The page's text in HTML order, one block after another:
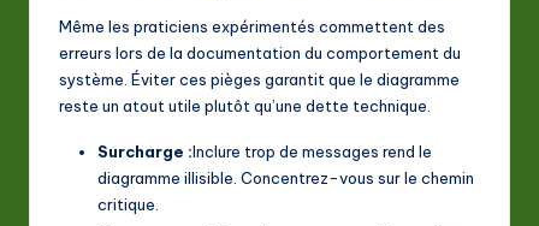
Même les praticiens expérimentés commettent des
erreurs lors de la documentation du comportement du
système. Éviter ces pièges garantit que le diagramme
reste un atout utile plutôt qu’une dette technique.
Surcharge :Inclure trop de messages rend le
diagramme illisible. Concentrez-vous sur le chemin
critique.